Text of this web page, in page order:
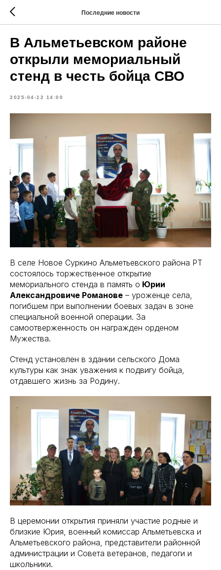
Последние новости
В Альметьевском районе
открыли мемориальный
стенд в честь бойца СВО
2025-04-12 14:00
В селе Новое Суркино Альметьевского района РТ
состоялось торжественное открытие
мемориального стенда в память о Юрии
Александровиче Романове – уроженце села,
погибшем при выполнении боевых задач в зоне
специальной военной операции. За
самоотверженность он награжден орденом
Мужества.
Стенд установлен в здании сельского Дома
культуры как знак уважения к подвигу бойца,
отдавшего жизнь за Родину.
В церемонии открытия приняли участие родные и
близкие Юрия, военный комиссар Альметьевска и
Альметьевского района, представители районной
администрации и Совета ветеранов, педагоги и
школьники.